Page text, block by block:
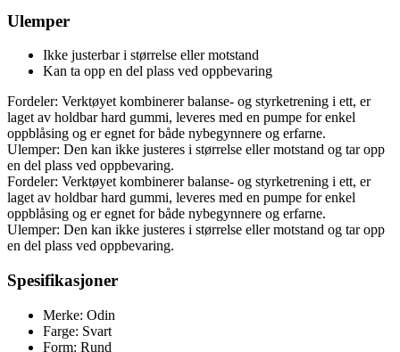
Ulemper
Ikke justerbar i størrelse eller motstand
Kan ta opp en del plass ved oppbevaring
Fordeler: Verktøyet kombinerer balanse- og styrketrening i ett, er
laget av holdbar hard gummi, leveres med en pumpe for enkel
oppblåsing og er egnet for både nybegynnere og erfarne.
Ulemper: Den kan ikke justeres i størrelse eller motstand og tar opp
en del plass ved oppbevaring.
Fordeler: Verktøyet kombinerer balanse- og styrketrening i ett, er
laget av holdbar hard gummi, leveres med en pumpe for enkel
oppblåsing og er egnet for både nybegynnere og erfarne.
Ulemper: Den kan ikke justeres i størrelse eller motstand og tar opp
en del plass ved oppbevaring.
Spesifikasjoner
Merke: Odin
Farge: Svart
Form: Rund